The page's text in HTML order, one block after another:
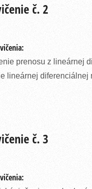
č. 2
prenosu z lineárnej
lineárnej diferenciálnej
č. 3